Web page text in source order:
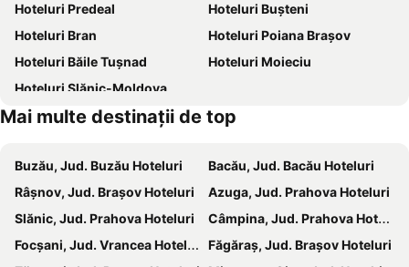
Florilor
Sugas Bai 2
Timiș-Triaj
Lorincz Zsigmond 1
Sugas Bai 1
Curmatura 1
Partia Tusnad
Hoteluri Predeal
Hoteluri Buşteni
Hoteluri Bran
Hoteluri Poiana Braşov
Hoteluri Băile Tuşnad
Hoteluri Moieciu
Hoteluri Slănic-Moldova
Mai multe destinații de top
Buzău, Jud. Buzău Hoteluri
Bacău, Jud. Bacău Hoteluri
Râşnov, Jud. Brașov Hoteluri
Azuga, Jud. Prahova Hoteluri
Slănic, Jud. Prahova Hoteluri
Câmpina, Jud. Prahova Hoteluri
Focșani, Jud. Vrancea Hoteluri
Făgăraș, Jud. Brașov Hoteluri